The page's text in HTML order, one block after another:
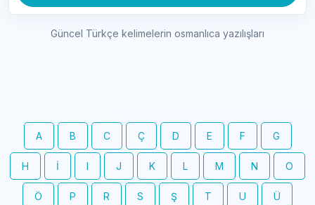
Güncel Türkçe kelimelerin osmanlıca yazılışları
A B C Ç D E F G
H İ I J K L M N O
Ö P R S Ş T U Ü